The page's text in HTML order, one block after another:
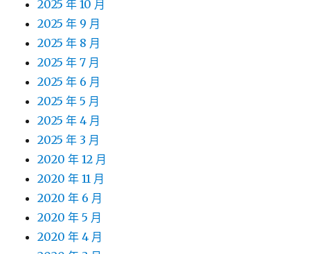
2025 年 10 月
2025 年 9 月
2025 年 8 月
2025 年 7 月
2025 年 6 月
2025 年 5 月
2025 年 4 月
2025 年 3 月
2020 年 12 月
2020 年 11 月
2020 年 6 月
2020 年 5 月
2020 年 4 月